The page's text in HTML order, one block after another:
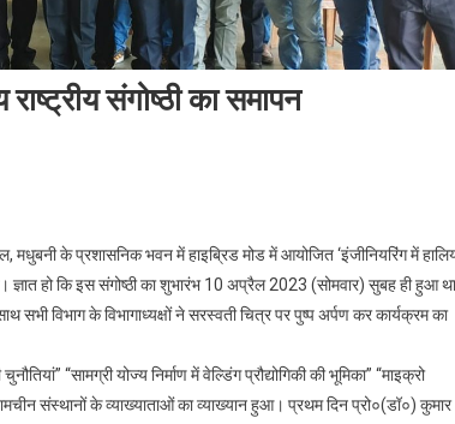
संगोष्ठी का समापन
मधुबनी के प्रशासनिक भवन में हाइब्रिड मोड में आयोजित ‘इंजीनियरिंग में
ज्ञात हो कि इस संगोष्ठी का शुभारंभ 10 अप्रैल 2023 (सोमवार) सुबह ही हुआ
विभाग के विभागाध्यक्षों ने सरस्वती चित्र पर पुष्प अर्पण कर कार्यक्रम का
“सामग्री योज्य निर्माण में वेल्डिंग प्रौद्योगिकी की भूमिका” “माइक्रो
संस्थानों के व्याख्याताओं का व्याख्यान हुआ। प्रथम दिन प्रो०(डॉ०) कुमार